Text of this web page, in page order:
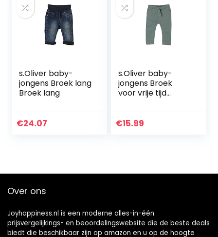
s.Oliver baby-
jongens Broek lang
Broek lang
€24.07
s.Oliver baby-
jongens Broek
voor vrije tijd
€15.99
Over ons
Joyhappiness.nl is een moderne alles-in-één
prijsvergelijkings- en beoordelingswebsite die de beste deals
biedt die beschikbaar zijn op amazon en u op de hoogte